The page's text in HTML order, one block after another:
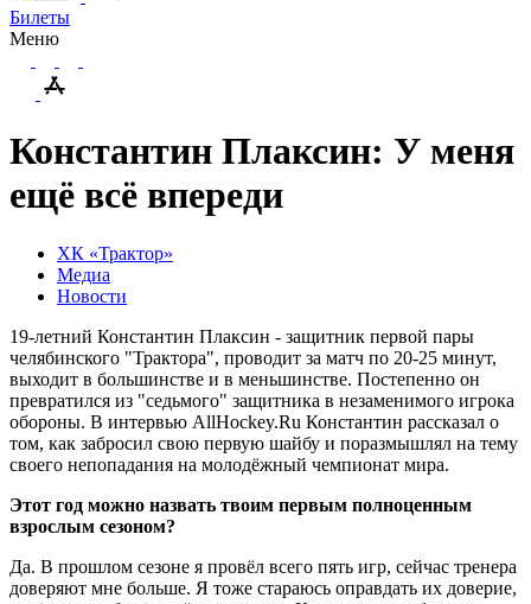
Билеты
Меню
Константин Плаксин: У меня
ещё всё впереди
ХК «Трактор»
Медиа
Новости
19-летний Константин Плаксин - защитник первой пары
челябинского "Трактора", проводит за матч по 20-25 минут,
выходит в большинстве и в меньшинстве. Постепенно он
превратился из "седьмого" защитника в незаменимого игрока
обороны. В интервью AllHockey.Ru Константин рассказал о
том, как забросил свою первую шайбу и поразмышлял на тему
своего непопадания на молодёжный чемпионат мира.
Этот год можно назвать твоим первым полноценным
взрослым сезоном?
Да. В прошлом сезоне я провёл всего пять игр, сейчас тренера
доверяют мне больше. Я тоже стараюсь оправдать их доверие,